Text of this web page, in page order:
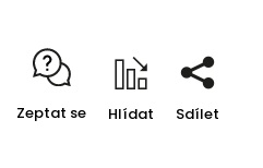
Zeptat se Hlídat Sdílet